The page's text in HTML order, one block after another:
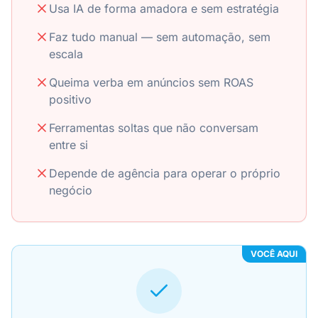
Usa IA de forma amadora e sem estratégia
Faz tudo manual — sem automação, sem
escala
Queima verba em anúncios sem ROAS
positivo
Ferramentas soltas que não conversam
entre si
Depende de agência para operar o próprio
negócio
VOCÊ AQUI